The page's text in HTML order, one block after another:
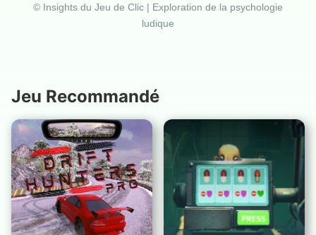
© Insights du Jeu de Clic | Exploration de la psychologie
ludique
Jeu Recommandé